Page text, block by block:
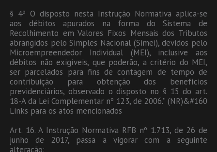
§ 4º O disposto nesta Instrução Normativa aplica-se
aos débitos apurados na forma do Sistema de
Recolhimento em Valores Fixos Mensais dos Tributos
abrangidos pelo Simples Nacional (Simei), devidos pelo
Microempreendedor Individual (MEI), inclusive aos
débitos não exigíveis, que poderão, a critério do MEI,
ser parcelados para fins de contagem de tempo de
contribuição para obtenção dos benefícios
previdenciários, observado o disposto no § 15 do art.
18-A da Lei Complementar nº 123, de 2006.” (NR)&#160
Links para os atos mencionados
Art. 16. A Instrução Normativa RFB nº 1.713, de 26 de
junho de 2017, passa a vigorar com a seguinte
alteração: